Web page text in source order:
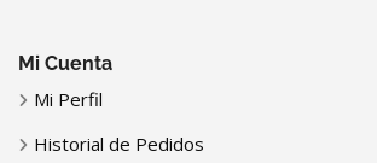
Mi Cuenta
Mi Perfil
Historial de Pedidos